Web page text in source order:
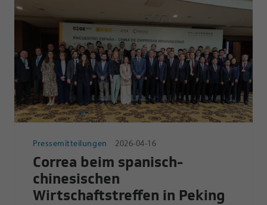
Pressemitteilungen 2026-04-16
Correa beim spanisch-
chinesischen
Wirtschaftstreffen in Peking